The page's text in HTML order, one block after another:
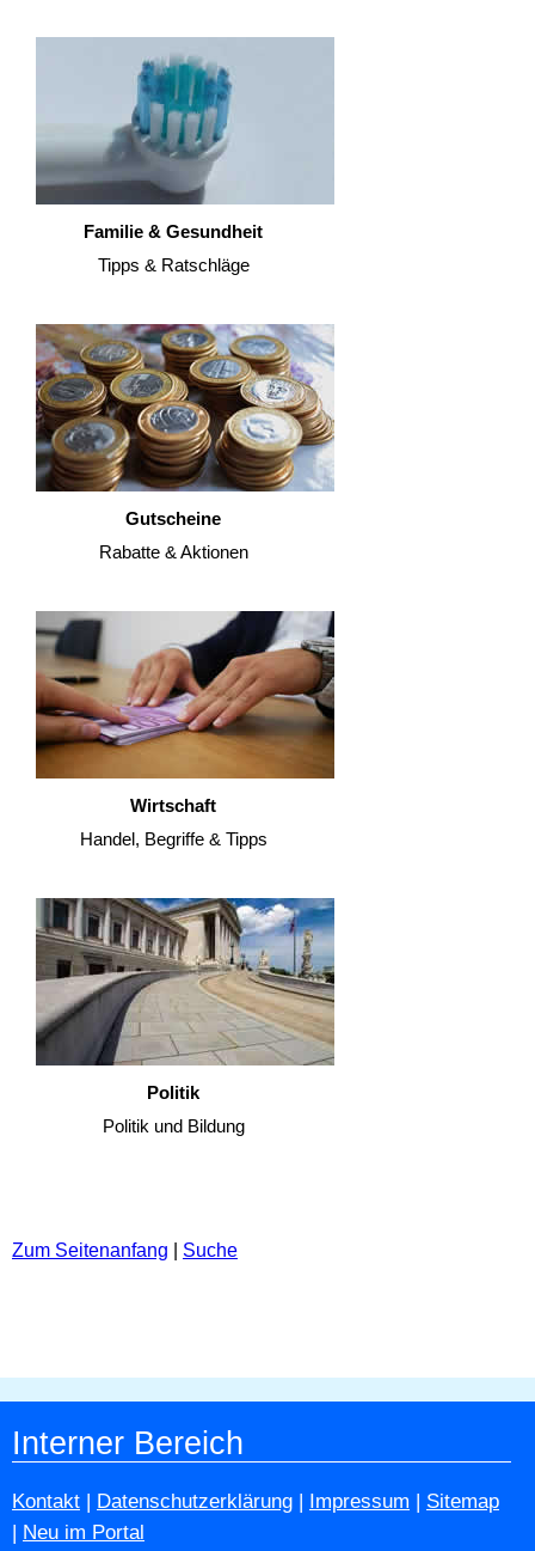
Familie & Gesundheit
Tipps & Ratschläge
Gutscheine
Rabatte & Aktionen
Wirtschaft
Handel, Begriffe & Tipps
Politik
Politik und Bildung
Zum Seitenanfang Suche
Interner Bereich
Kontakt | Datenschutzerklärung | Impressum | Sitemap
| Neu im Portal